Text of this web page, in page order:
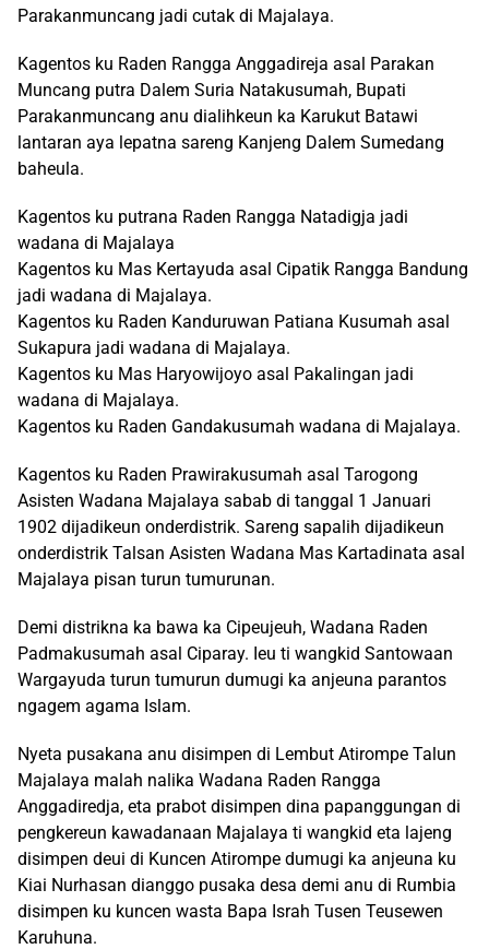
Parakanmuncang jadi cutak di Majalaya.
Kagentos ku Raden Rangga Anggadireja asal Parakan
Muncang putra Dalem Suria Natakusumah, Bupati
Parakanmuncang anu dialihkeun ka Karukut Batawi
lantaran aya lepatna sareng Kanjeng Dalem Sumedang
baheula.
Kagentos ku putrana Raden Rangga Natadigja jadi
wadana di Majalaya
Kagentos ku Mas Kertayuda asal Cipatik Rangga Bandung
jadi wadana di Majalaya.
Kagentos ku Raden Kanduruwan Patiana Kusumah asal
Sukapura jadi wadana di Majalaya.
Kagentos ku Mas Haryowijoyo asal Pakalingan jadi
wadana di Majalaya.
Kagentos ku Raden Gandakusumah wadana di Majalaya.
Kagentos ku Raden Prawirakusumah asal Tarogong
Asisten Wadana Majalaya sabab di tanggal 1 Januari
1902 dijadikeun onderdistrik. Sareng sapalih dijadikeun
onderdistrik Talsan Asisten Wadana Mas Kartadinata asal
Majalaya pisan turun tumurunan.
Demi distrikna ka bawa ka Cipeujeuh, Wadana Raden
Padmakusumah asal Ciparay. Ieu ti wangkid Santowaan
Wargayuda turun tumurun dumugi ka anjeuna parantos
ngagem agama Islam.
Nyeta pusakana anu disimpen di Lembut Atirompe Talun
Majalaya malah nalika Wadana Raden Rangga
Anggadiredja, eta prabot disimpen dina papanggungan di
pengkereun kawadanaan Majalaya ti wangkid eta lajeng
disimpen deui di Kuncen Atirompe dumugi ka anjeuna ku
Kiai Nurhasan dianggo pusaka desa demi anu di Rumbia
disimpen ku kuncen wasta Bapa Israh Tusen Teusewen
Karuhuna.